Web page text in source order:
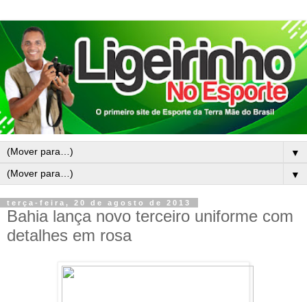
▼
▼
terça-feira, 20 de agosto de 2013
Bahia lança novo terceiro uniforme com
detalhes em rosa